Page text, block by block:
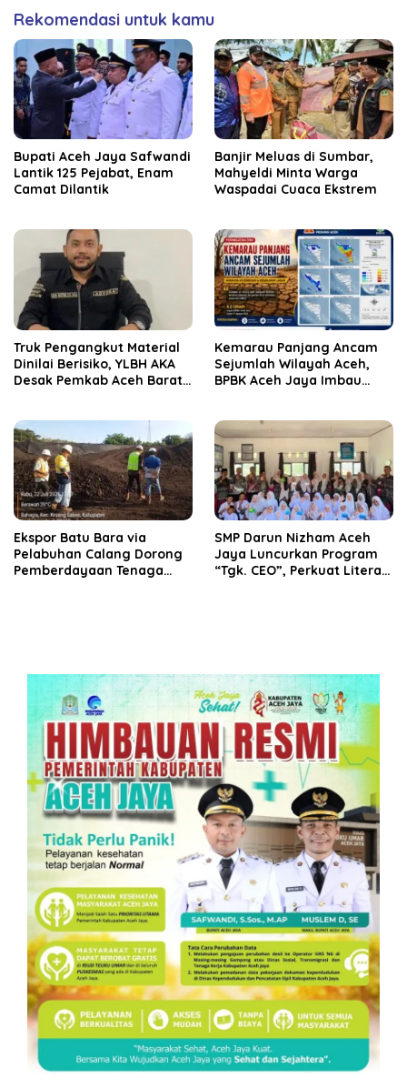
Rekomendasi untuk kamu
Bupati Aceh Jaya Safwandi
Lantik 125 Pejabat, Enam
Camat Dilantik
Banjir Meluas di Sumbar,
Mahyeldi Minta Warga
Waspadai Cuaca Ekstrem
Truk Pengangkut Material
Dinilai Berisiko, YLBH AKA
Desak Pemkab Aceh Barat
Kemarau Panjang Ancam
Sejumlah Wilayah Aceh,
BPBK Aceh Jaya Imbau
‎Ekspor Batu Bara via
Pelabuhan Calang Dorong
Pemberdayaan Tenaga
SMP Darun Nizham Aceh
Jaya Luncurkan Program
“Tgk. CEO”, Perkuat Literasi